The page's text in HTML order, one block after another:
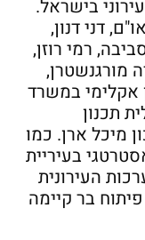
בישראל.
דני דנון,
רמי רוזן,
מורגנשטרן,
אקלימי במשרד
תכנון
מיכל ארן. כמו
בעיריית
העירונית
בר קיימה